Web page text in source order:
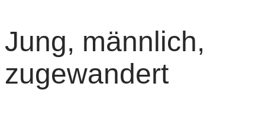
Jung, männlich,
zugewandert